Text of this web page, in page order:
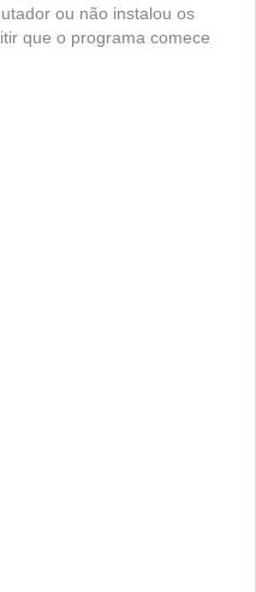
ou não instalou os
que o programa comece